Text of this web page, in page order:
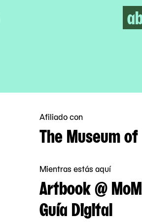
Afiliado con
The Museum
Mientras estás aquí
Artbook @
Guía Digital